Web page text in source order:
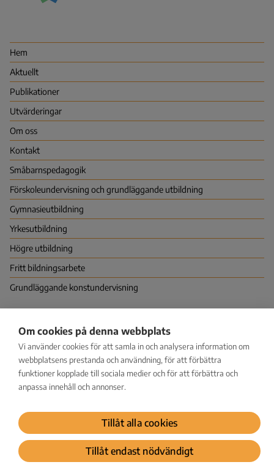
(NCU)
Hem
Aktuellt
Publikationer
Utvärderingar
Om oss
Kontakt
Småbarns­pedagogik
Förskoleundervisning och grundläggande utbildning
Gymnasie­utbildning
Yrkes­utbildning
Högre utbildning
Fritt bildningsarbete
Grundläggande konstundervisning
PB 380 (Hagnäskajen 6), 00531 HELSINGFORS
Vapaudenkatu 58, 40100 JYVÄSKYLÄ
kirjaamo@karvi.fi
029 533 1600
Dataskydd
© Karvi 2026
Om cookies på denna webbplats
Vi använder cookies för att samla in och analysera information om
webbplatsens prestanda och användning, för att förbättra
funktioner kopplade till sociala medier och för att förbättra och
anpassa innehåll och annonser.
Tillåt alla cookies
Tillåt endast nödvändigt